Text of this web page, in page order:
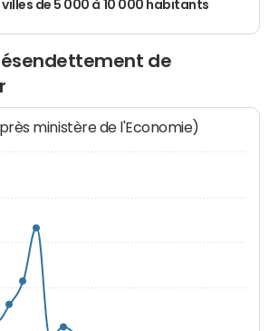
villes de 5 000 à 10 000 habitants
de
ministère de l'Economie)